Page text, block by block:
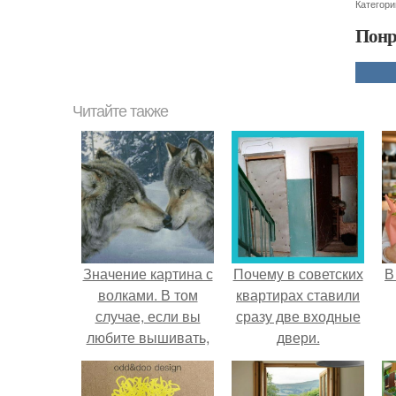
Читайте также
Значение картина с
волками. В том
случае, если вы
любите вышивать,
то наверняка
задумывались о
Почему в советских
квартирах ставили
сразу две входные
двери.